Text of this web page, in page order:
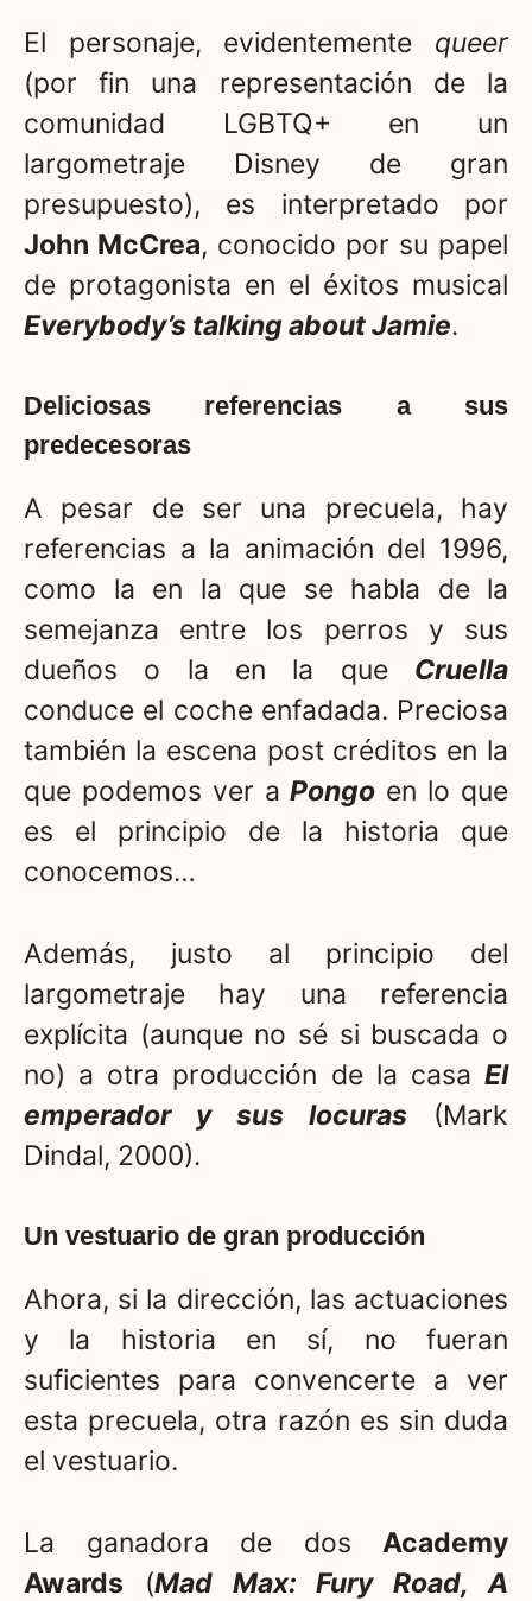
El personaje, evidentemente queer
(por fin una representación de la
comunidad LGBTQ+ en un
largometraje Disney de gran
presupuesto), es interpretado por
John McCrea, conocido por su papel
de protagonista en el éxitos musical
Everybody’s talking about Jamie.
Deliciosas referencias a sus
predecesoras
A pesar de ser una precuela, hay
referencias a la animación del 1996,
como la en la que se habla de la
semejanza entre los perros y sus
dueños o la en la que Cruella
conduce el coche enfadada. Preciosa
también la escena post créditos en la
que podemos ver aPongo en lo que
es el principio de la historia que
conocemos…
Además, justo al principio del
largometraje hay una referencia
explícita (aunque no sé si buscada o
no) a otra producción de la casa El
emperador y sus locuras (Mark
Dindal, 2000).
Un vestuario de gran producción
Ahora, si la dirección, las actuaciones
y la historia en sí, no fueran
suficientes para convencerte a ver
esta precuela, otra razón es sin duda
el vestuario.
La ganadora de dos Academy
Awards (Mad Max: Fury Road, A